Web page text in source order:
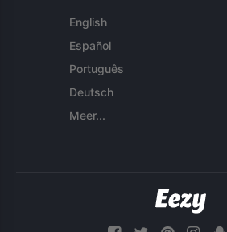
English
Español
Português
Deutsch
Meer...